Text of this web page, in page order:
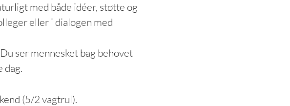
med både idéer, støtte og
eller i dialogen med
Du ser mennesket bag behovet
dag.
(5/2 vagtrul).